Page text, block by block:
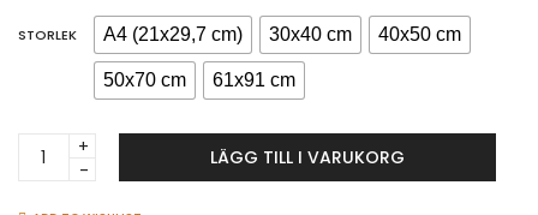
STORLEK A4 (21x29,7 cm) 30x40 cm 40x50 cm
50x70 cm 61x91 cm
Luftballong
med
LÄGG TILL I VARUKORG